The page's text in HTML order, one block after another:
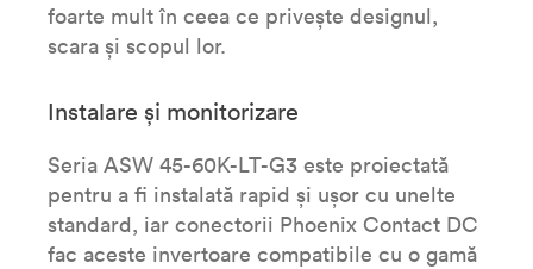
foarte mult în ceea ce privește designul,
scara și scopul lor.
Instalare și monitorizare
Seria ASW 45-60K-LT-G3 este proiectată
pentru a fi instalată rapid și ușor cu unelte
standard, iar conectorii Phoenix Contact DC
fac aceste invertoare compatibile cu o gamă